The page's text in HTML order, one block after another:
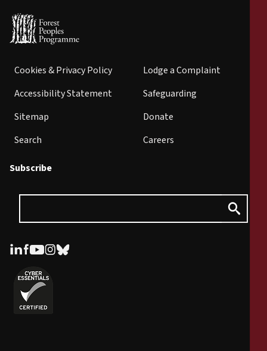
Cookies & Privacy Policy
Accessibility Statement
Sitemap
Search
Lodge a Complaint
Safeguarding
Donate
Careers
Subscribe